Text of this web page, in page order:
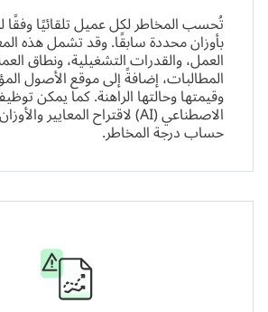
تُحسب المخاطر لكل عميل تلقائيًا
بأوزان محددة سابقًا. وقد تشمل هذه
العمل، والقدرات التشغيلية، ونطاق
المطالبات، إضافةً إلى موقع الأصول
وقيمتها وحالتها الراهنة. كما يمكن
الاصطناعي (AI) لاقتراح المعايير
حساب درجة المخاطر.